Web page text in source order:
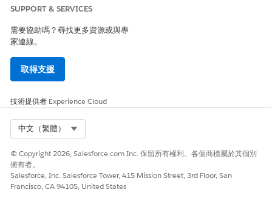
SUPPORT & SERVICES
需要協助嗎？尋找更多資源或與專
家連線。
取得支援
技術提供者 Experience Cloud
中文（繁體）
© Copyright 2026, Salesforce.com Inc. 保留所有權利。各個商標屬於其個別
擁有者。
Salesforce, Inc. Salesforce Tower, 415 Mission Street, 3rd Floor, San
Francisco, CA 94105, United States